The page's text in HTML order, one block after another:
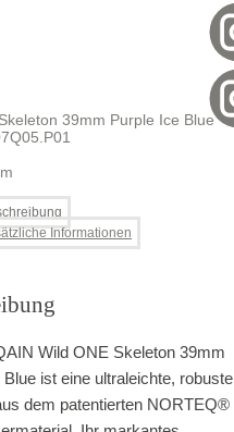
39mm Purple Ice Blue
Informationen
Wild ONE Skeleton 39mm
Blue ist eine ultraleichte, robuste
dem patentierten NORTEQ®